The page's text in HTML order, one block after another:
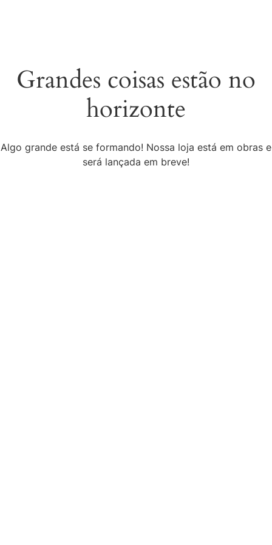
Grandes coisas estão no
horizonte
Algo grande está se formando! Nossa loja está em obras e
será lançada em breve!